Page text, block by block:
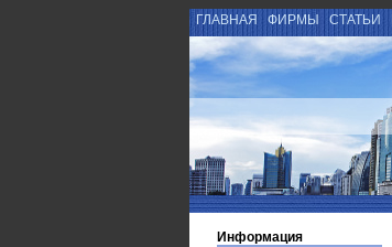
ГЛАВНАЯ ФИРМЫ СТАТЬИ
Информация